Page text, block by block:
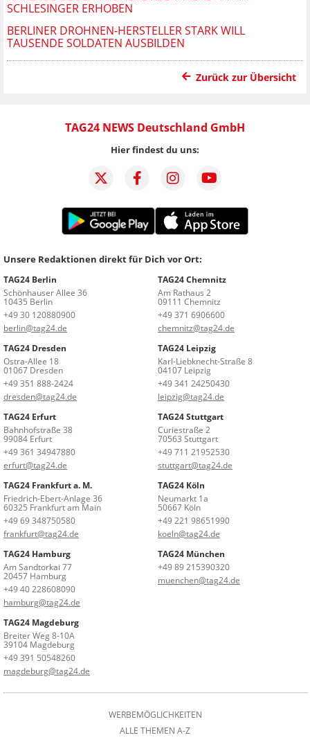
SCHLESINGER ERHOBEN
BERLINER DROHNEN-HERSTELLER STARK WILL
TAUSENDE SOLDATEN AUSBILDEN
Zurück zur Übersicht
TAG24 NEWS Deutschland GmbH
Hier findest du uns:
Unsere Redaktionen direkt für Dich vor Ort:
TAG24 Berlin
Schönhauser Allee 36
10435 Berlin
+49 30 120880900
berlin@tag24.de
TAG24 Chemnitz
Am Rathaus 2
09111 Chemnitz
+49 371 6906600
chemnitz@tag24.de
TAG24 Dresden
Ostra-Allee 18
01067 Dresden
+49 351 888-2424
dresden@tag24.de
TAG24 Leipzig
Karl-Liebknecht-Straße 8
04107 Leipzig
+49 341 24250430
leipzig@tag24.de
TAG24 Erfurt
Bahnhofstraße 38
99084 Erfurt
+49 361 34947880
erfurt@tag24.de
TAG24 Stuttgart
Curiestraße 2
70563 Stuttgart
+49 711 21952530
stuttgart@tag24.de
TAG24 Frankfurt a. M.
Friedrich-Ebert-Anlage 36
60325 Frankfurt am Main
+49 69 348750580
frankfurt@tag24.de
TAG24 Köln
Neumarkt 1a
50667 Köln
+49 221 98651990
koeln@tag24.de
TAG24 Hamburg
Am Sandtorkai 77
20457 Hamburg
+49 40 228608090
hamburg@tag24.de
TAG24 München
+49 89 215390320
muenchen@tag24.de
TAG24 Magdeburg
Breiter Weg 8-10A
39104 Magdeburg
+49 391 50548260
magdeburg@tag24.de
WERBEMÖGLICHKEITEN
ALLE THEMEN A-Z